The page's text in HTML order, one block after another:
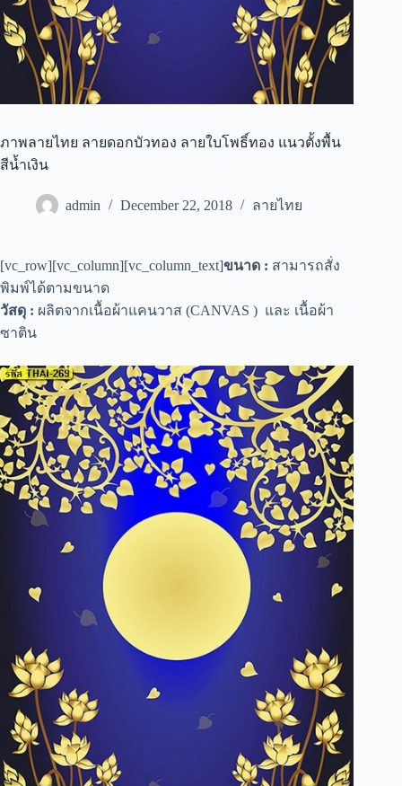
ภาพลายไทย ลายดอกบัวทอง ลายใบโพธิ์ทอง แนวตั้งพื้น
สีน้ำเงิน
admin December 22, 2018 ลายไทย
[vc_row][vc_column][vc_column_text]ขนาด : สามารถสั่ง
พิมพ์ได้ตามขนาด
วัสดุ : ผลิตจากเนื้อผ้าแคนวาส (CANVAS ) และ เนื้อผ้า
ซาติน